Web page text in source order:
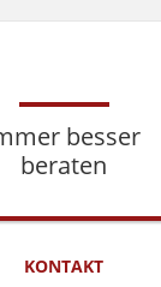
besser
beraten
KONTAKT